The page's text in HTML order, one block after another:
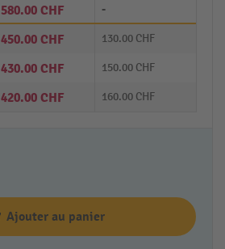
580.00 CHF -
450.00 CHF 130.00 CHF
430.00 CHF 150.00 CHF
420.00 CHF 160.00 CHF
Ajouter au panier